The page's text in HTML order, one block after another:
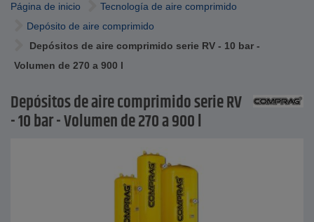
Página de inicio
Tecnología de aire comprimido
Depósito de aire comprimido
Depósitos de aire comprimido serie RV - 10 bar -
Volumen de 270 a 900 l
Depósitos de aire comprimido serie RV
- 10 bar - Volumen de 270 a 900 l